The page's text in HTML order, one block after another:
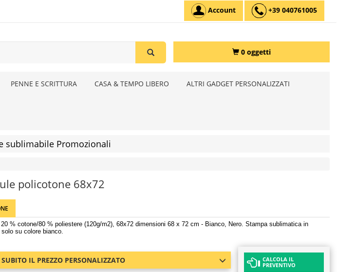
Account +39 040761005
0 oggetti
PENNE E SCRITTURA CASA & TEMPO LIBERO ALTRI GADGET PERSONALIZZATI
sublimabile Promozionali
policotone 68x72
% cotone/80 % poliestere (120g/m2), 68x72 dimensioni 68 x 72 cm - Bianco, Nero. Stampa sublimatica in
su colore bianco.
SUBITO IL PREZZO PERSONALIZZATO
CALCOLA IL
PREVENTIVO